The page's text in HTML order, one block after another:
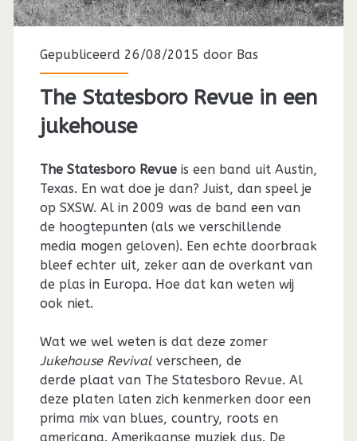
Gepubliceerd 26/08/2015 door Bas
The Statesboro Revue in een
jukehouse
The Statesboro Revueis een band uit Austin,
Texas. En wat doe je dan? Juist, dan speel je
op SXSW. Al in 2009 was de band een van
de hoogtepunten (als we verschillende
media mogen geloven). Een echte doorbraak
bleef echter uit, zeker aan de overkant van
de plas in Europa. Hoe dat kan weten wij
ook niet.
Wat we wel weten is dat deze zomer
Jukehouse Revivalverscheen, de
derde plaat van The Statesboro Revue. Al
deze platen laten zich kenmerken door een
prima mix van blues, country, roots en
americana. Amerikaanse muziek dus. De